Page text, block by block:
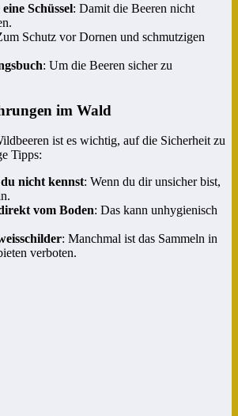
Schüssel: Damit die Beeren nicht
Schutz vor Dornen und schmutzigen
: Um die Beeren sicher zu
im Wald
ist es wichtig, auf die Sicherheit zu
Tipps:
nicht kennst: Wenn du dir unsicher bist,
vom Boden: Das kann unhygienisch
: Manchmal ist das Sammeln in
verboten.